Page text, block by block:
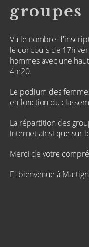
groupes
Vu le nombre
le concours de 17h
hommes avec une
4m20.
Le podium des
en fonction du
La répartition des
internet ainsi que sur
Merci de votre
Et bienvenue à